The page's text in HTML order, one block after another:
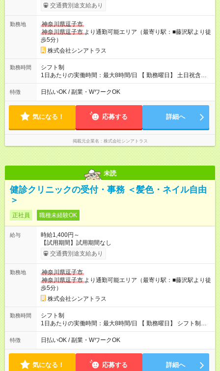
交通費別途支給あり
勤務地
神奈川県逗子市
神奈川県逗子市 より通勤可能エリア（最寄り駅：■藤沢駅より徒
歩5分）
株式会社シンアトラス
勤務時間
シフト制
1日あたりの実働時間：最大8時間/日 【 勤務曜日】 土日祝含む
シフト制 【 勤務時間 】 ・ 9：30～20：00 の間でシフト制（休
憩１h） ※残業はほとんどありません
特徴 日払いOK / 副業・WワークOK
気になる！ 応募する 詳細へ
掲載元企業名 株式会社シンアトラス
未読
健診クリニックの受付・事務 ＜髪色・ネイル自由
＞
正社員 職種未経験OK
給与
時給1,400円～
【試用期間】試用期間なし
交通費別途支給あり
勤務地
神奈川県逗子市
神奈川県逗子市 より通勤可能エリア（最寄り駅：■藤沢駅より徒
歩5分）
株式会社シンアトラス
勤務時間
シフト制
1日あたりの実働時間：最大8時間/日 【 勤務曜日】 シフト制
土日祝含む週５日勤務 【 勤務時間 】 ・ 9：00～20：00（実働
8h／休憩１h） ※残業ほとんどありません（残業代支給）
特徴 日払いOK / 副業・WワークOK
気になる！ 応募する 詳細へ